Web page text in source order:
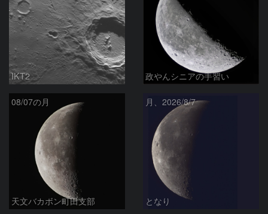
IKT2 政やんシニアの手習い
08/07の月
天文バカボン町田支部
月、2026/8/7
となり